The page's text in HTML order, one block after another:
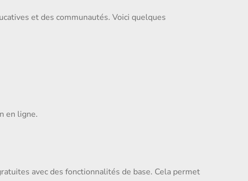
et des communautés. Voici quelques
en ligne.
avec des fonctionnalités de base. Cela permet